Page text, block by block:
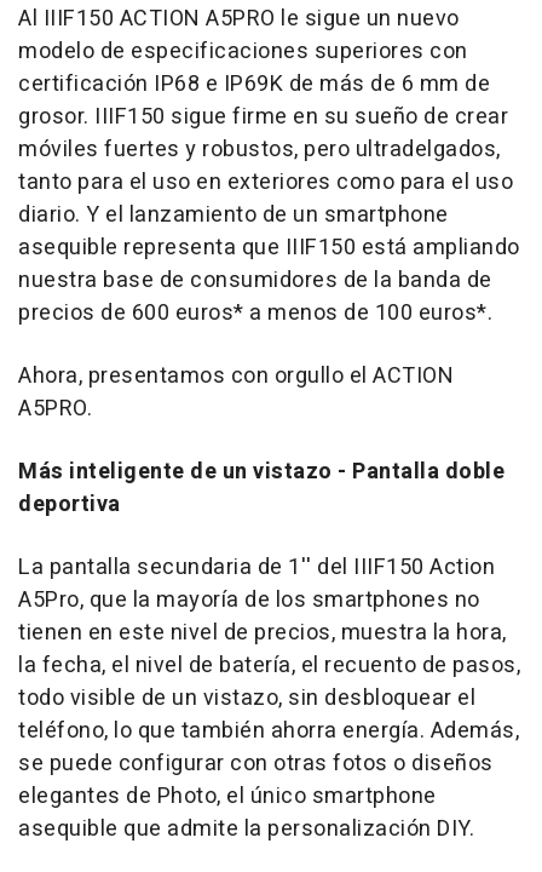
Al IIIF150 ACTION A5PRO le sigue un nuevo
modelo de especificaciones superiores con
certificación IP68 e IP69K de más de 6 mm de
grosor. IIIF150 sigue firme en su sueño de crear
móviles fuertes y robustos, pero ultradelgados,
tanto para el uso en exteriores como para el uso
diario. Y el lanzamiento de un smartphone
asequible representa que IIIF150 está ampliando
nuestra base de consumidores de la banda de
precios de 600 euros* a menos de 100 euros*.
Ahora, presentamos con orgullo el ACTION
A5PRO.
Más inteligente de un vistazo - Pantalla doble
deportiva
La pantalla secundaria de 1'' del IIIF150 Action
A5Pro, que la mayoría de los smartphones no
tienen en este nivel de precios, muestra la hora,
la fecha, el nivel de batería, el recuento de pasos,
todo visible de un vistazo, sin desbloquear el
teléfono, lo que también ahorra energía. Además,
se puede configurar con otras fotos o diseños
elegantes de Photo, el único smartphone
asequible que admite la personalización DIY.